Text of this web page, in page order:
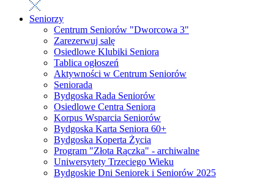
Seniorzy
Centrum Seniorów "Dworcowa 3"
Zarezerwuj salę
Osiedlowe Klubiki Seniora
Tablica ogłoszeń
Aktywności w Centrum Seniorów
Seniorada
Bydgoska Rada Seniorów
Osiedlowe Centra Seniora
Korpus Wsparcia Seniorów
Bydgoska Karta Seniora 60+
Bydgoska Koperta Życia
Program "Złota Rączka" - archiwalne
Uniwersytety Trzeciego Wieku
Bydgoskie Dni Seniorek i Seniorów 2025